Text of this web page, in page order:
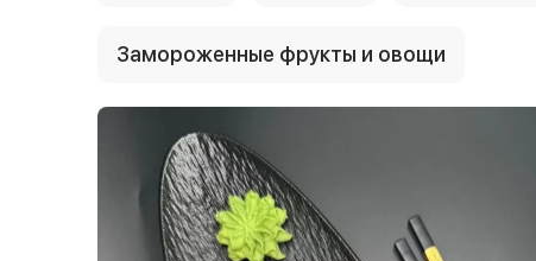
Замороженные фрукты и овощи